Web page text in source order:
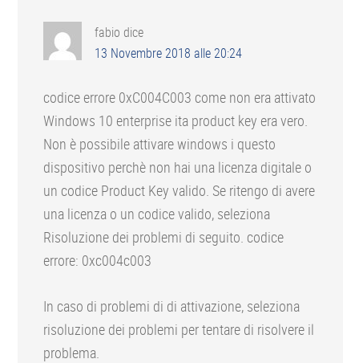
lettore
fabio dice
13 Novembre 2018 alle 20:24
codice errore 0xC004C003 come non era attivato
Windows 10 enterprise ita product key era vero.
Non è possibile attivare windows i questo
dispositivo perchè non hai una licenza digitale o
un codice Product Key valido. Se ritengo di avere
una licenza o un codice valido, seleziona
Risoluzione dei problemi di seguito. codice
errore: 0xc004c003
In caso di problemi di di attivazione, seleziona
risoluzione dei problemi per tentare di risolvere il
problema.